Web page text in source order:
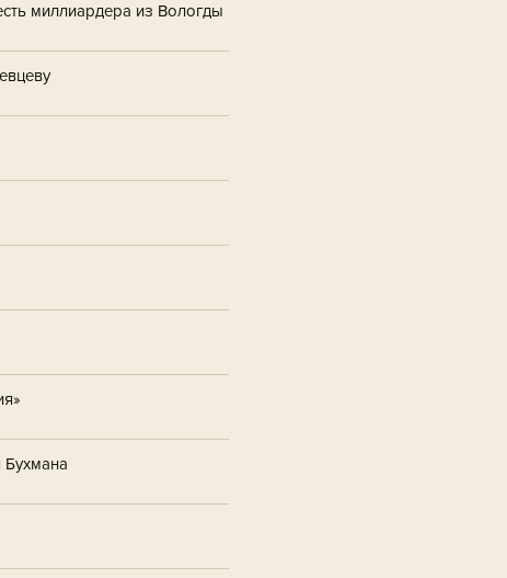
миллиардера из Вологды